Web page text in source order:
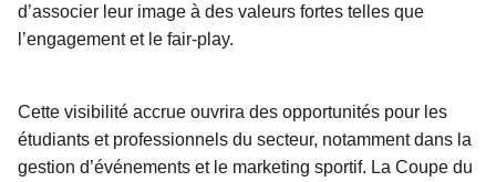
d’associer leur image à des valeurs fortes telles que
l’engagement et le fair-play.
Cette visibilité accrue ouvrira des opportunités pour les
étudiants et professionnels du secteur, notamment dans la
gestion d’événements et le marketing sportif. La Coupe du